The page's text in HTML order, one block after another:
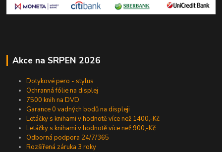
Akce na SRPEN 2026
Dotykové pero - stylus
Ochranná fólie na displej
7500 knih na DVD
Garance 0 vadných bodů na displeji
Letáčky s knihami v hodnotě více než 1400,-Kč
Letáčky s knihami v hodnotě více než 900,-Kč
Odborná podpora 24/7/365
Rozšířená záruka 3 roky